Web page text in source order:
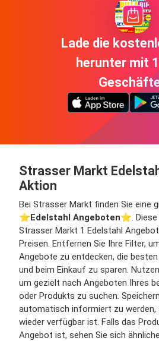
Lade die
herunter mit
Strasser Markt
Aktion
Bei Strasser Markt finden Sie eine
⭐️Edelstahl Angeboten⭐️.
Strasser Markt 1 Edelstahl
Preisen. Entfernen Sie Ihre Filter,
Angebote zu entdecken, die
und beim Einkauf zu sparen.
um gezielt nach Angeboten Ihres
oder Produkts zu suchen.
automatisch informiert zu werden,
wieder verfügbar ist. Falls das
Angebot ist, sehen Sie sich